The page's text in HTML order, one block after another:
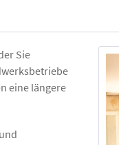
Sie
eine längere